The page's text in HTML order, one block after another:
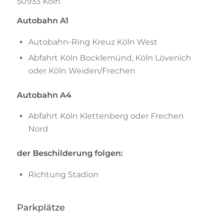
Autobahn A1
Autobahn-Ring Kreuz Köln West
Abfahrt Köln Bocklemünd, Köln Lövenich
oder Köln Weiden/Frechen
Autobahn A4
Abfahrt Köln Klettenberg oder Frechen
Nord
der Beschilderung folgen:
Richtung Stadion
Parkplätze